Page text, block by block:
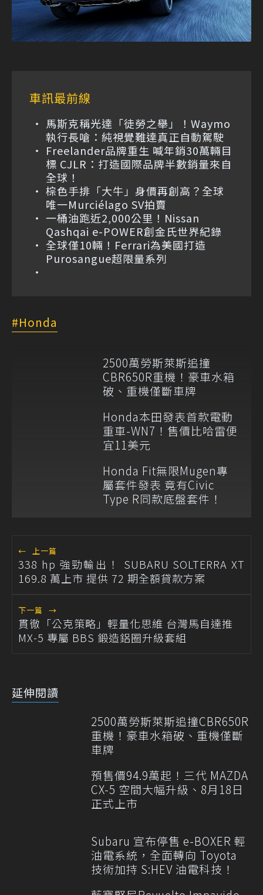
車訊最前線
馬斯克稱光達「徒勞之舉」！Waymo
執行長嗆：純視覺難達真正自動駕駛
Freelander品牌重生 喊年銷30萬輛目
標 CJLR：打造國際品牌半數銷量來自
全球！
棕色手排「大牛」身價再創高？全球
唯一Murciélago SV拍賣
一桶油跑近2,000公里！Nissan
Qashqai e-POWER創金氏世界紀錄
全球僅10輛！Ferrari為美國打造
Purosangue超限量系列
Honda
2500萬勞斯萊斯追撞
CBR650R重機！豪車水箱
破、重機僅斷車牌
Honda本田發表首款電動
重車-WN7！售價比哈雷便
宜11美元
Honda Fit無限Mugen專
屬套件發表 竟有Civic
Type R同款底盤套件！
← 上一篇
338 hp 強勁輸出！ SUBARU SOLTERRA XT
169.8 萬上市 提供 72 期全額貸款方案
下一篇 →
貫徹「公克策略」輕量化思維 台灣馬自達推
MX-5 專屬 BBS 鍛造鋁圈升級套組
延伸閱讀
2500萬勞斯萊斯追撞CBR650R
重機！豪車水箱破、重機僅斷
車牌
預售價94.9萬起！三代 MAZDA
CX-5 空間大幅升級、8月18日
正式上市
Subaru 宣布停售 e-BOXER 輕
油電系統，全面轉向 Toyota
技術加持 S:HEV 油電科技！